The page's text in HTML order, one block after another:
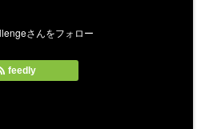
feedly